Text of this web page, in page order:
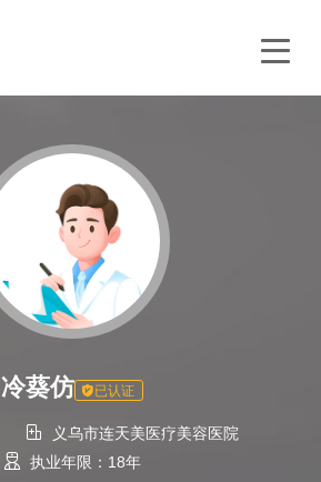
冷葵仿 已认证

义乌市连天美医疗美容医院
 执业年限：18年